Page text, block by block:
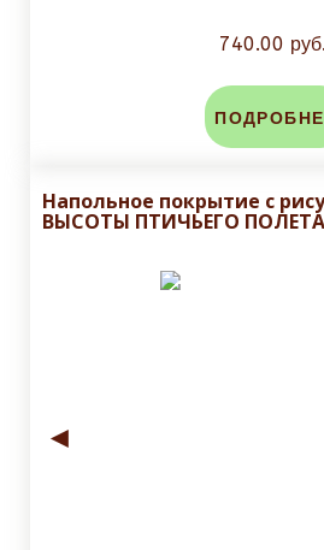
740.00 руб.
Напольное покрытие с
ВЫСОТЫ ПТИЧЬЕГО
◄